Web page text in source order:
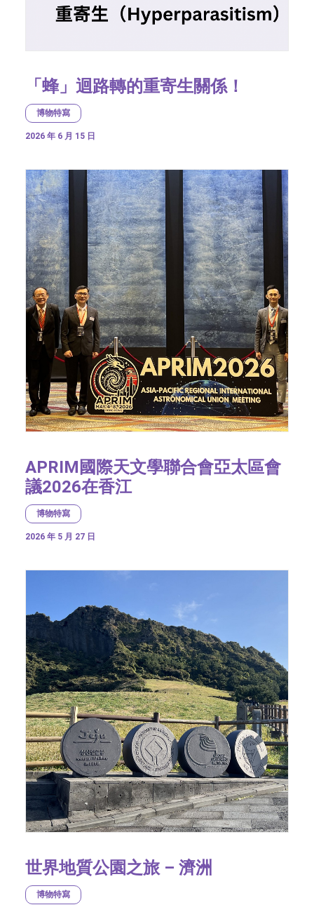
「蜂」迴路轉的重寄生關係！
博物特寫
2026 年 6 月 15 日
APRIM國際天文學聯合會亞太區會
議2026在香江
博物特寫
2026 年 5 月 27 日
世界地質公園之旅 – 濟洲
博物特寫